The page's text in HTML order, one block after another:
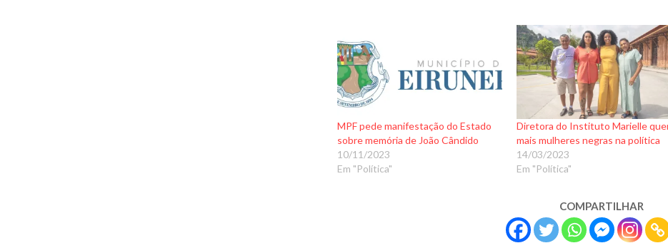
MPF pede manifestação do Estado
sobre memória de João Cândido
10/11/2023
Em "Política"
Diretora do Instituto Marielle
mais mulheres negras na política
14/03/2023
Em "Política"
COMPARTILHAR